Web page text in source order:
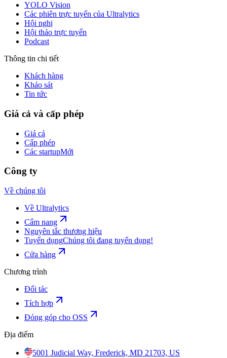
YOLO Vision
Các phiên trực tuyến của Ultralytics
Hội nghị
Hội thảo trực tuyến
Podcast
Thông tin chi tiết
Khách hàng
Khảo sát
Tin tức
Giá cả và cấp phép
Giá cả
Cấp phép
Các startupMới
Công ty
Về chúng tôi
Về Ultralytics
Cẩm nang
Nguyên tắc thương hiệu
Tuyển dụngChúng tôi đang tuyển dụng!
Cửa hàng
Chương trình
Đối tác
Tích hợp
Đóng góp cho OSS
Địa điểm
5001 Judicial Way, Frederick, MD 21703, US